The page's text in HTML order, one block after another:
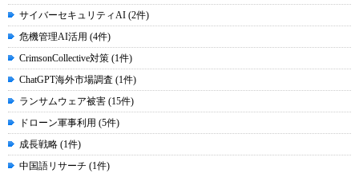
サイバーセキュリティAI (2件)
危機管理AI活用 (4件)
CrimsonCollective対策 (1件)
ChatGPT海外市場調査 (1件)
ランサムウェア被害 (15件)
ドローン軍事利用 (5件)
成長戦略 (1件)
中国語リサーチ (1件)